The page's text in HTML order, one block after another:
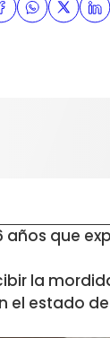
años que
la
el estado de